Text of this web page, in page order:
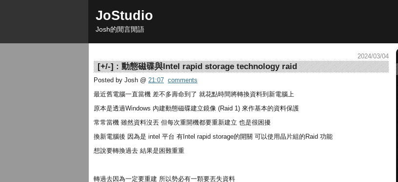
JoStudio
Josh的閒言閒語
2024/03/04
[+/-] :動態磁碟與Intel rapid storage technology raid
Posted by Josh @ 21:07 comments
最近舊電腦一直當機 差不多壽命到了 就花點時間將轉換資料到新電腦上
原本是透過Windows 內建動態磁碟建立鏡像 (Raid 1) 來作基本的資料保護
常常當機 雖然資料沒丟 但每次重開機都要重新建立 也是很困擾
換新電腦後 因為是 intel 平台 有Intel rapid storage的開關 可以使用晶片組的Raid 功能
想說要轉換過去 結果是困難重重
轉過去因為一定要重建 所以勢必有一顆要丟失資料